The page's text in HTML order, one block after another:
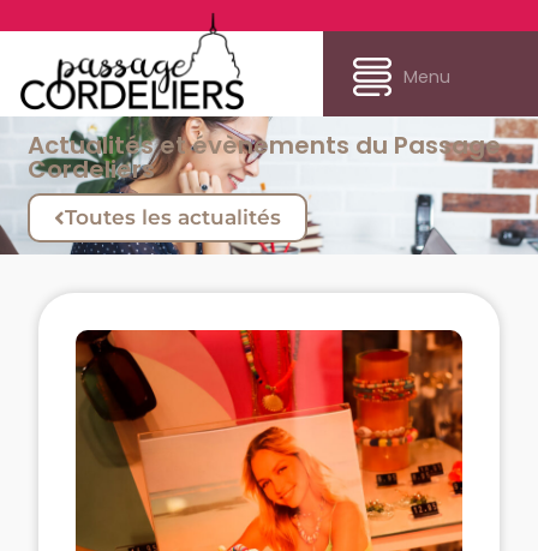
Menu
Actualités et évènements du Passage
Cordeliers
Toutes les actualités